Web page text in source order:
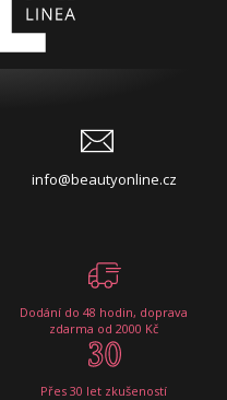
info@beautyonline.cz
Dodání do 48 hodin, doprava
zdarma od 2000 Kč
Přes 30 let zkušeností